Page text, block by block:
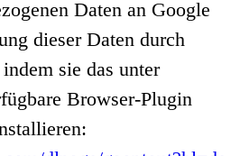
Daten an Google
dieser Daten durch
sie das unter
Browser-Plugin